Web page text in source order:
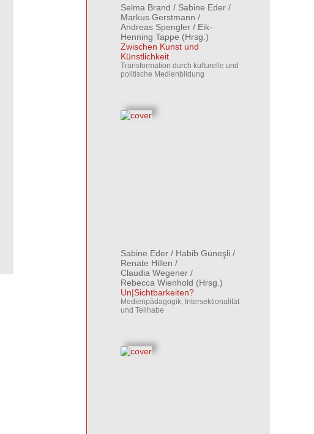
Selma Brand / Sabine Eder /
Markus Gerstmann /
Andreas Spengler / Eik-
Henning Tappe (Hrsg.)
Zwischen Kunst und
Künstlichkeit
Transformation durch kulturelle und
politische Medienbildung
Sabine Eder / Habib Güneşli /
Renate Hillen /
Claudia Wegener /
Rebecca Wienhold (Hrsg.)
Un|Sichtbarkeiten?
Medienpädagogik, Intersektionalität
und Teilhabe